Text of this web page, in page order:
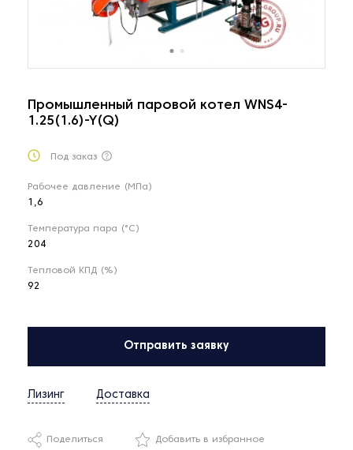
Промышленный паровой котел WNS4-
1.25(1.6)-Y(Q)
Под заказ
Рабочее давление (МПа)
1,6
Температура пара (°С)
204
Тепловой КПД (%)
92
Отправить заявку
Лизинг Доставка
Поделиться Добавить в избранное